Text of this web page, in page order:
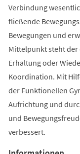
Verbindung
fließende
Bewegungen und
Mittelpunkt steht der
Erhaltung oder
Koordination. Mit
der Funktionellen
Aufrichtung und
und
verbessert.